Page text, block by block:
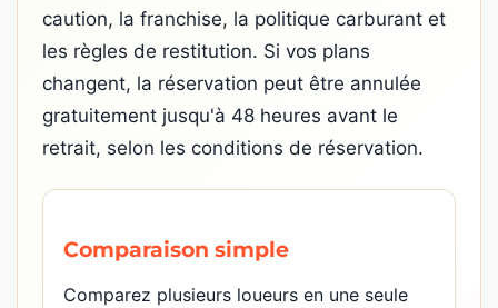
caution, la franchise, la politique carburant et
les règles de restitution. Si vos plans
changent, la réservation peut être annulée
gratuitement jusqu'à 48 heures avant le
retrait, selon les conditions de réservation.
Comparaison simple
Comparez plusieurs loueurs en une seule